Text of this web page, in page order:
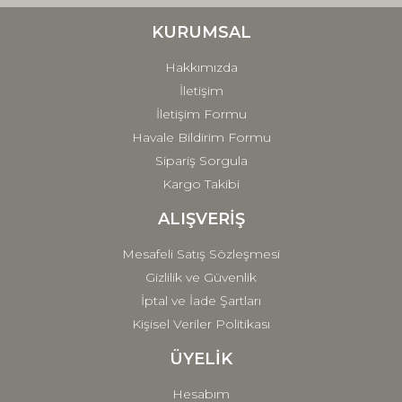
Ürün fiyatı diğer sitelerden daha pahalı.
Gönder
KURUMSAL
Hakkımızda
İletişim
İletişim Formu
Havale Bildirim Formu
Sipariş Sorgula
Kargo Takibi
ALIŞVERİŞ
Mesafeli Satış Sözleşmesi
Gizlilik ve Güvenlik
İptal ve İade Şartları
Kişisel Veriler Politikası
ÜYELİK
Hesabım